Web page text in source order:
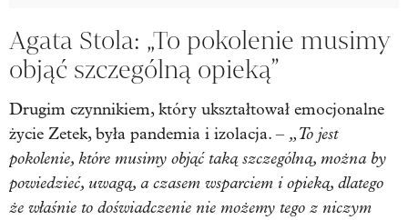
Agata Stola: „To pokolenie musimy
objąć szczególną opieką”
Drugim czynnikiem, który ukształtował emocjonalne
życie Zetek, była pandemia i izolacja. – „To jest
pokolenie, które musimy objąć taką szczególną, można by
powiedzieć, uwagą, a czasem wsparciem i opieką, dlatego
że właśnie to doświadczenie nie możemy tego z niczym